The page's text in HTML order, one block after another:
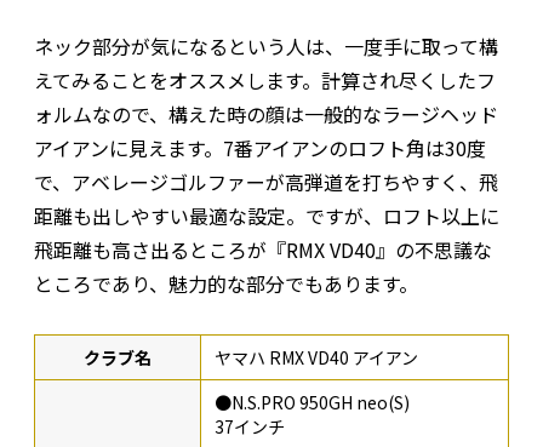
ネック部分が気になるという人は、一度手に取って構
えてみることをオススメします。計算され尽くしたフ
ォルムなので、構えた時の顔は一般的なラージヘッド
アイアンに見えます。7番アイアンのロフト角は30度
で、アベレージゴルファーが高弾道を打ちやすく、飛
距離も出しやすい最適な設定。ですが、ロフト以上に
飛距離も高さ出るところが『RMX VD40』の不思議な
ところであり、魅力的な部分でもあります。
クラブ名 ヤマハ RMX VD40 アイアン
●N.S.PRO 950GH neo(S)
37インチ